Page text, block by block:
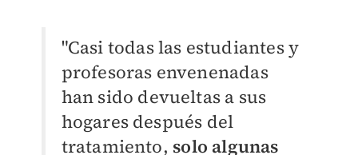
"Casi todas las estudiantes y
profesoras envenenadas
han sido devueltas a sus
hogares después del
tratamiento, solo algunas